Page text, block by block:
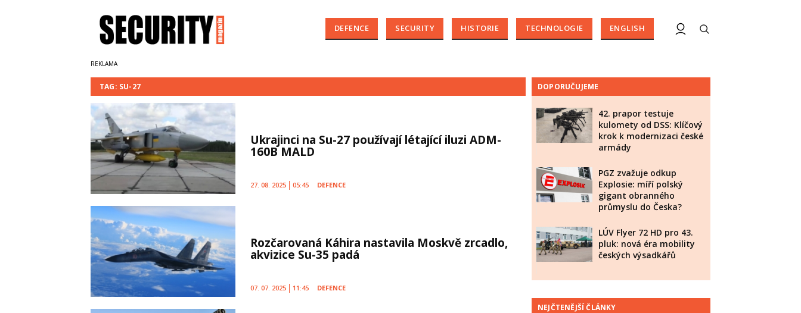
DEFENCE SECURITY HISTORIE TECHNOLOGIE ENGLISH
TAG: SU-27
Ukrajinci na Su-27 používají létající iluzi ADM-
160B MALD
27. 08. 2025 05:45 DEFENCE
Rozčarovaná Káhira nastavila Moskvě zrcadlo,
akvizice Su-35 padá
07. 07. 2025 11:45 DEFENCE
DOPORUČUJEME
42. prapor testuje
kulomety od DSS: Klíčový
krok k modernizaci české
armády
PGZ zvažuje odkup
Explosie: míří polský
gigant obranného
průmyslu do Česka?
LÚV Flyer 72 HD pro 43.
pluk: nová éra mobility
českých výsadkářů
NEJČTENĚJŠÍ ČLÁNKY